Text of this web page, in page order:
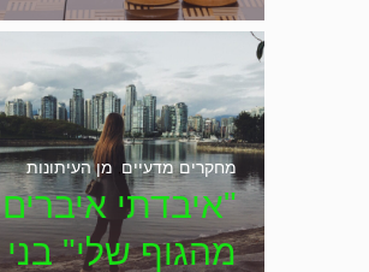
טיפולים לשינוי
המשיכה המינית
"איבדתי איברים
מהגוף שלי" בני
מחקרים מדעיים, מן העיתונות